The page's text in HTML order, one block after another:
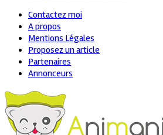
Contactez moi
A propos
Mentions Légales
Proposez un article
Partenaires
Annonceurs